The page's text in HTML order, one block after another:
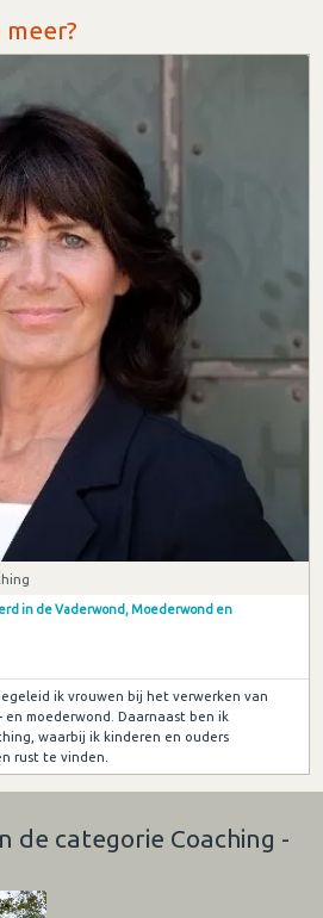
in de Vaderwond, Moederwond en
ik vrouwen bij het verwerken van
en moederwond. Daarnaast ben ik
waarbij ik kinderen en ouders
rust te vinden.
de categorie Coaching -